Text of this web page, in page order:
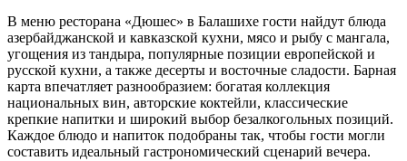
В меню ресторана «Дюшес» в Балашихе гости найдут блюда
азербайджанской и кавказской кухни, мясо и рыбу с мангала,
угощения из тандыра, популярные позиции европейской и
русской кухни, а также десерты и восточные сладости. Барная
карта впечатляет разнообразием: богатая коллекция
национальных вин, авторские коктейли, классические
крепкие напитки и широкий выбор безалкогольных позиций.
Каждое блюдо и напиток подобраны так, чтобы гости могли
составить идеальный гастрономический сценарий вечера.